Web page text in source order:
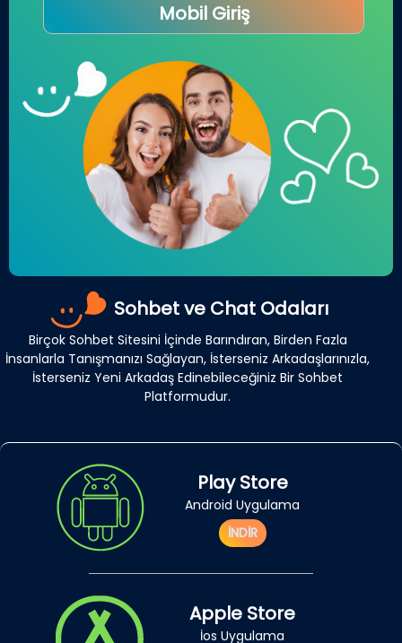
Mobil Giriş
Sohbet ve Chat Odaları
Birçok Sohbet Sitesini İçinde Barındıran, Birden Fazla
İnsanlarla Tanışmanızı Sağlayan, İsterseniz Arkadaşlarınızla,
İsterseniz Yeni Arkadaş Edinebileceğiniz Bir Sohbet
Platformudur.
Play Store
Android Uygulama
İNDİR
Apple Store
İos Uygulama